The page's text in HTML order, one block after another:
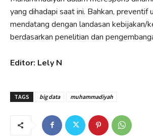
yang dihadapi saat ini. Bahkan, preventif
mendatang dengan landasan kebijakan/
berdasarkan penelitian dan
Editor: Lely N
TAGS big data muhammadiyah